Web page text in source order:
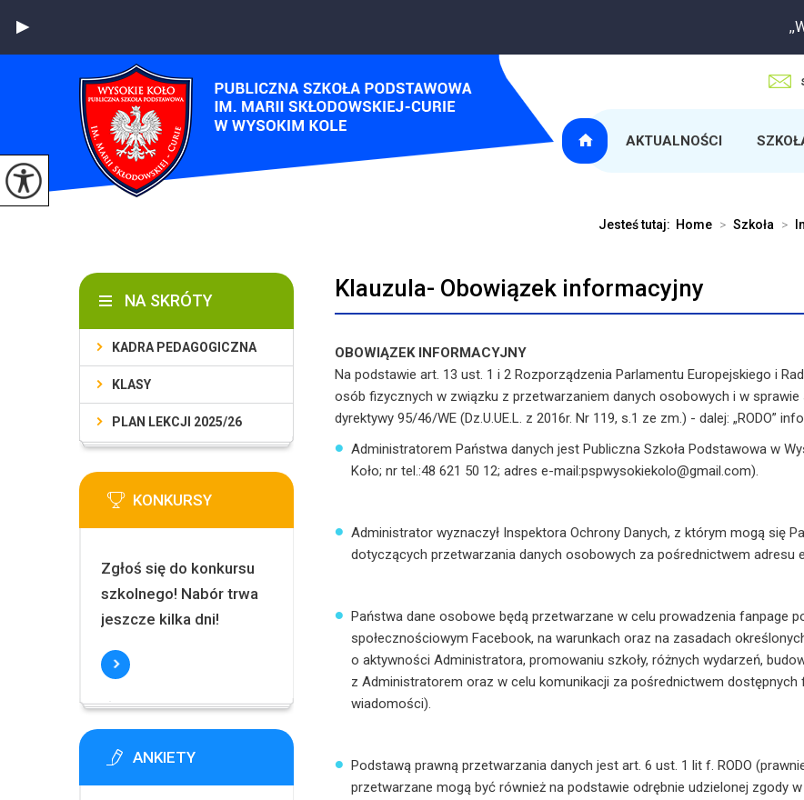
,,W
AKTUALNOŚCI
Jesteś tutaj: Home > Szkoła >
Klauzula- Obowiązek informacyjny
OBOWIĄZEK INFORMACYJNY
Na podstawie art. 13 ust. 1 i 2 Rozporządzenia Parlamentu Europejskiego i
osób fizycznych w związku z przetwarzaniem danych osobowych i w
dyrektywy 95/46/WE (Dz.U.UE.L. z 2016r. Nr 119, s.1 ze zm.) - dalej: „RODO”
Administratorem Państwa danych jest Publiczna Szkoła Podstawowa w
Koło; nr tel.:48 621 50 12; adres e-mail:pspwysokiekolo@gmail.com).
Administrator wyznaczył Inspektora Ochrony Danych, z którym mogą się
dotyczących przetwarzania danych osobowych za pośrednictwem adresu
Państwa dane osobowe będą przetwarzane w celu prowadzenia fanpage
społecznościowym Facebook, na warunkach oraz na zasadach
o aktywności Administratora, promowaniu szkoły, różnych wydarzeń,
z Administratorem oraz w celu komunikacji za pośrednictwem
wiadomości).
Podstawą prawną przetwarzania danych jest art. 6 ust. 1 lit f. RODO
przetwarzane mogą być również na podstawie odrębnie udzielonej zgody
NA SKRÓTY
KADRA PEDAGOGICZNA
KLASY
PLAN LEKCJI 2025/26
KONKURSY
Zgłoś się do konkursu
szkolnego! Nabór trwa
jeszcze kilka dni!
ANKIETY